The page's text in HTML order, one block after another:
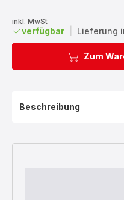
inkl. MwSt
verfügbar Lieferung
Zum
Beschreibung